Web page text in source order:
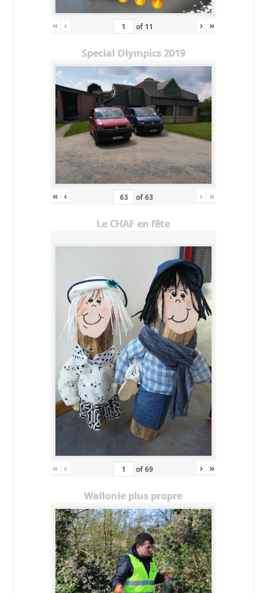
« ‹ of 11 › »
Special Olympics 2019
« ‹ of63 › »
Le CHAF en fête
« ‹ of69 › »
Wallonie plus propre